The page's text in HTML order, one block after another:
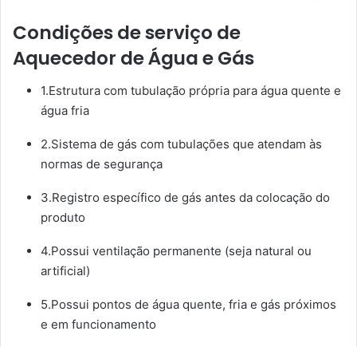
Condições de serviço de
Aquecedor de Água e Gás
1.Estrutura com tubulação própria para água quente e
água fria
2.Sistema de gás com tubulações que atendam às
normas de segurança
3.Registro específico de gás antes da colocação do
produto
4.Possui ventilação permanente (seja natural ou
artificial)
5.Possui pontos de água quente, fria e gás próximos
e em funcionamento